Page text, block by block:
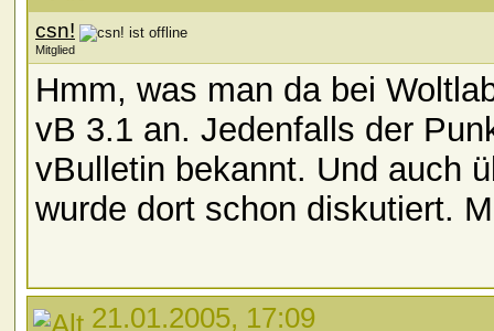
csn!
Mitglied
Hmm, was man da bei
vB 3.1 an. Jedenfalls der
vBulletin bekannt. Und auch
wurde dort schon diskutiert.
21.01.2005, 17:09